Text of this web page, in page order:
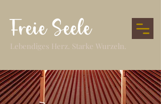
Freie Seele
Lebendiges Herz. Starke Wurzeln.